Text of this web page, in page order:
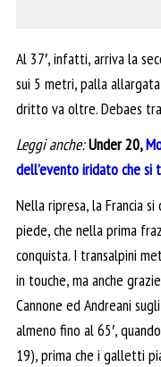
Al 37′, infatti, arriva la
sui 5 metri, palla
dritto va oltre. Debaes
Leggi anche:Under 20,
dell’evento iridato che si
Nella ripresa, la Francia
piede, che nella prima
conquista. I transalpini
in touche, ma anche
Cannone ed Andreani
almeno fino al 65′,
19), prima che i galletti